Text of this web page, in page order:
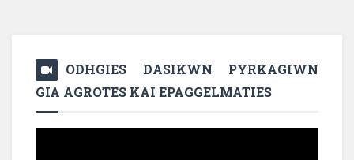
ODHGIES DASIKWN PYRKAGIWN
GIA AGROTES KAI EPAGGELMATIES